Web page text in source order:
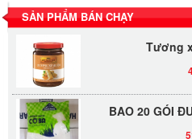
SẢN PHẨM BÁN CHẠY
BAO 20 GÓI